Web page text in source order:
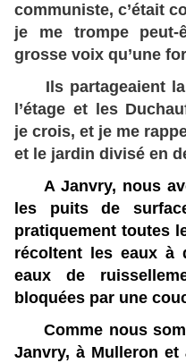
communiste, c’était
je me trompe
grosse voix qu’une
Ils partageaient la
l’étage et les
je crois, et je me
et le jardin divisé en
A Janvry, nous
les puits de
pratiquement toutes
récoltent les eaux à
eaux de
bloquées par une
Comme nous
Janvry, à Mulleron